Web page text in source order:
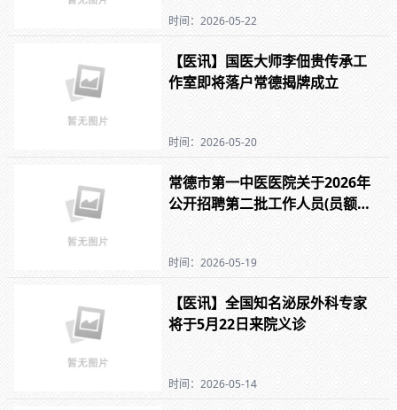
时间：2026-05-22
【医讯】国医大师李佃贵传承工
作室即将落户常德揭牌成立
时间：2026-05-20
常德市第一中医医院关于2026年
公开招聘第二批工作人员(员额
时间：2026-05-19
【医讯】全国知名泌尿外科专家
将于5月22日来院义诊
时间：2026-05-14